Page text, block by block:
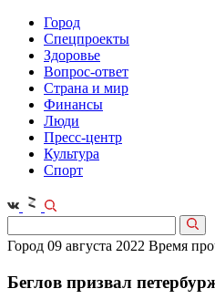
Город
Спецпроекты
Здоровье
Вопрос-ответ
Страна и мир
Финансы
Люди
Пресс-центр
Культура
Спорт
Город 09 августа 2022 Время
Беглов призвал